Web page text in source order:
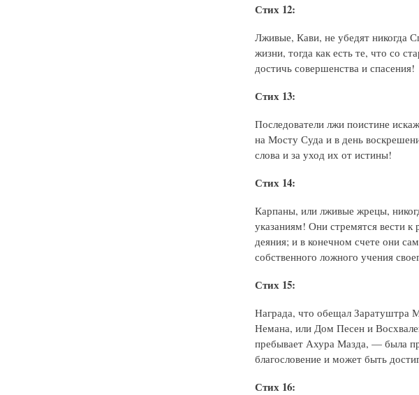
Стих 12:
Лживые, Кави, не убедят никогда
жизни, тогда как есть те, что со
достичь совершенства и спасения!
Стих 13:
Последователи лжи поистине
на Мосту Суда и в день
слова и за уход их от истины!
Стих 14:
Карпаны, или лживые жрецы,
указаниям! Они стремятся вести
деяния; и в конечном счете они
собственного ложного учения
Стих 15:
Награда, что обещал Заратуштра
Немана, или Дом Песен и
пребывает Ахура Мазда, — была
благословение и может быть
Стих 16: